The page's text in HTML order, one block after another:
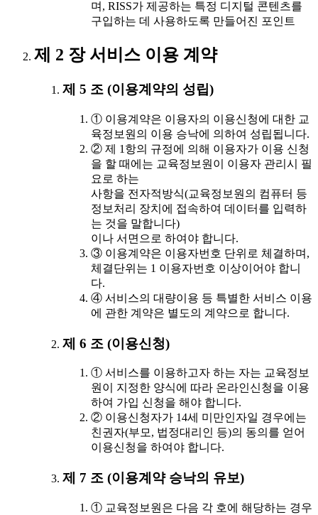
며, RISS가 제공하는 특정 디지털 콘텐츠를
구입하는 데 사용하도록 만들어진 포인트
제 2 장 서비스 이용 계약
제 5 조 (이용계약의 성립)
① 이용계약은 이용자의 이용신청에 대한 교
육정보원의 이용 승낙에 의하여 성립됩니다.
② 제 1항의 규정에 의해 이용자가 이용 신청
을 할 때에는 교육정보원이 이용자 관리시 필
요로 하는
사항을 전자적방식(교육정보원의 컴퓨터 등
정보처리 장치에 접속하여 데이터를 입력하
는 것을 말합니다)
이나 서면으로 하여야 합니다.
③ 이용계약은 이용자번호 단위로 체결하며,
체결단위는 1 이용자번호 이상이어야 합니
다.
④ 서비스의 대량이용 등 특별한 서비스 이용
에 관한 계약은 별도의 계약으로 합니다.
제 6 조 (이용신청)
① 서비스를 이용하고자 하는 자는 교육정보
원이 지정한 양식에 따라 온라인신청을 이용
하여 가입 신청을 해야 합니다.
② 이용신청자가 14세 미만인자일 경우에는
친권자(부모, 법정대리인 등)의 동의를 얻어
이용신청을 하여야 합니다.
제 7 조 (이용계약 승낙의 유보)
① 교육정보원은 다음 각 호에 해당하는 경우